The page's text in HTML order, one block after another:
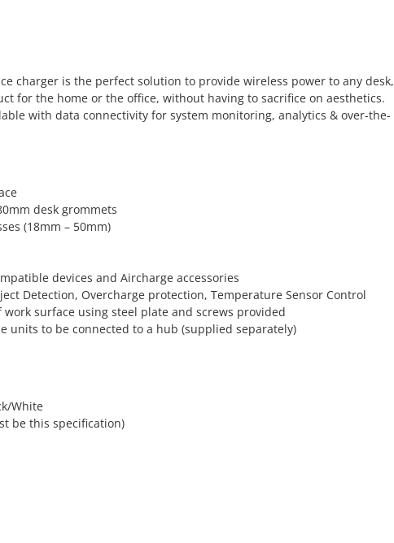
charger is the perfect solution to provide wireless power to any desk,
for the home or the office, without having to sacrifice on aesthetics.
with data connectivity for system monitoring, analytics & over-the-
desk grommets
(18mm – 50mm)
devices and Aircharge accessories
Detection, Overcharge protection, Temperature Sensor Control
surface using steel plate and screws provided
units to be connected to a hub (supplied separately)
White
be this specification)